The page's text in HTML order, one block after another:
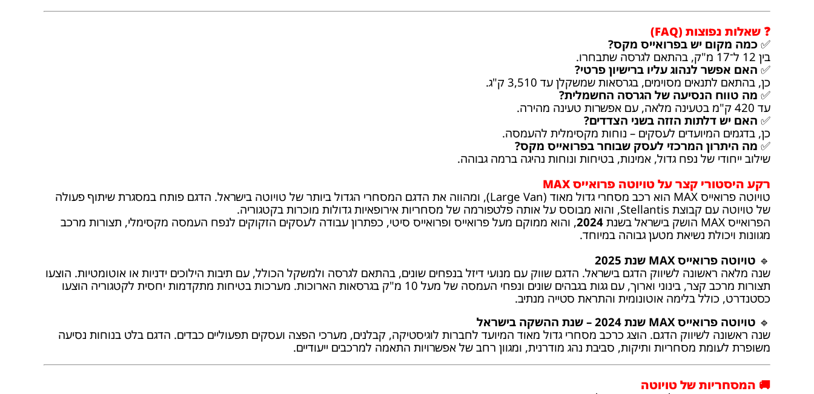
❓ שאלות נפוצות (FAQ)
✅ כמה מקום יש בפרואייס מקס?
בין 12 ל־17 מ"ק, בהתאם לגרסה שתבחרו.
✅ האם אפשר לנהוג עליו ברישיון פרטי?
כן, בהתאם לתנאים מסוימים, בגרסאות שמשקלן עד 3,510 ק"ג.
✅ מה טווח הנסיעה של הגרסה החשמלית?
עד 420 ק"מ בטעינה מלאה, עם אפשרות טעינה מהירה.
✅ האם יש דלתות הזזה בשני הצדדים?
כן, בדגמים המיועדים לעסקים – נוחות מקסימלית להעמסה.
✅ מה היתרון המרכזי לעסק שבוחר בפרואייס מקס?
שילוב ייחודי של נפח גדול, אמינות, בטיחות ונוחות נהיגה ברמה גבוהה.
רקע היסטורי קצר על טויוטה פרואייס MAX
טויוטה פרואייס MAX הוא רכב מסחרי גדול מאוד (Large Van), ומהווה את הדגם המסחרי הגדול ביותר של טויוטה בישראל. הדגם פותח במסגרת שיתוף פעולה
של טויוטה עם קבוצת Stellantis, והוא מבוסס על אותה פלטפורמה של מסחריות אירופאיות גדולות מוכרות בקטגוריה.
הפרואייס MAX הושק בישראל בשנת
2024, והוא ממוקם מעל פרואייס ופרואייס סיטי, כפתרון עבודה לעסקים הזקוקים לנפח העמסה מקסימלי, תצורות מרכב
מגוונות ויכולת נשיאת מטען גבוהה במיוחד.
🔹 טויוטה פרואייס MAX שנת 2025
שנה מלאה ראשונה לשיווק הדגם בישראל. הדגם שווק עם מנועי דיזל בנפחים שונים, בהתאם לגרסה ולמשקל הכולל, עם תיבות הילוכים ידניות או אוטומטיות. הוצעו
תצורות מרכב קצר, בינוני וארוך, עם גגות בגבהים שונים ונפחי העמסה של מעל 10 מ"ק בגרסאות הארוכות. מערכות בטיחות מתקדמות יחסית לקטגוריה הוצעו
כסטנדרט, כולל בלימה אוטונומית והתראת סטייה מנתיב.
🔹 טויוטה פרואייס MAX שנת 2024 – שנת ההשקה בישראל
שנה ראשונה לשיווק הדגם. הוצג כרכב מסחרי גדול מאוד המיועד לחברות לוגיסטיקה, קבלנים, מערכי הפצה ועסקים תפעוליים כבדים. הדגם בלט בנוחות נסיעה
משופרת לעומת מסחריות ותיקות, סביבת נהג מודרנית, ומגוון רחב של אפשרויות התאמה למרכבים ייעודיים.
🚚 המסחריות של טויוטה